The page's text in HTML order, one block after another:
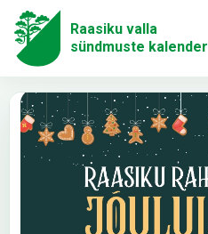
Raasiku valla
sündmuste kalender